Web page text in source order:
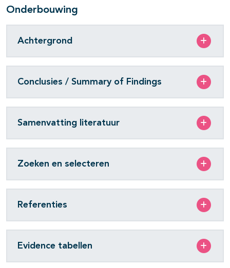
Onderbouwing
Achtergrond
Conclusies / Summary of Findings
Samenvatting literatuur
Zoeken en selecteren
Referenties
Evidence tabellen